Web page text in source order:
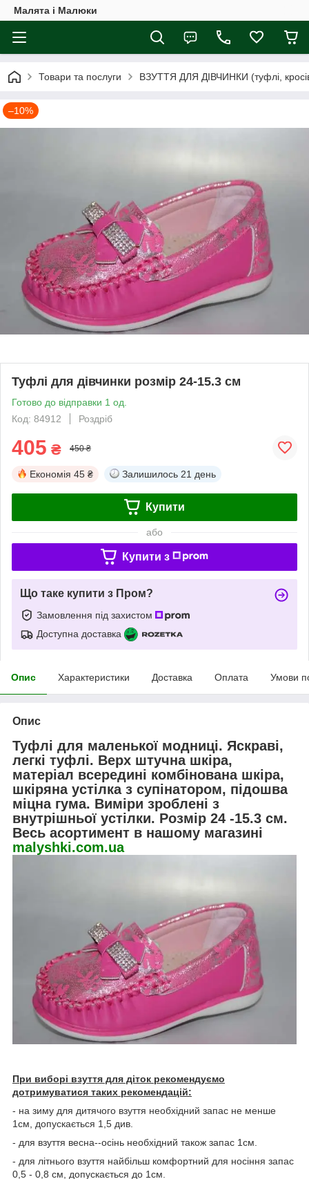
Малята і Малюки
Товари та послуги ВЗУТТЯ ДЛЯ ДІВЧИНКИ (туфлі,
–10%
Туфлі для дівчинки розмір 24-15.3 см
Готово до відправки 1 од.
Код: 84912
Роздріб
405 ₴ 450 ₴
Економія 45 ₴ Залишилось 21 день
Купити
або
Купити з
Що таке купити з Пром?
Замовлення під захистом
Доступна доставка
Опис Характеристики Доставка Оплата Умови
Опис
Туфлі для маленької модниці. Яскраві,
легкі туфлі. Верх штучна шкіра,
матеріал всередині комбінована шкіра,
шкіряна устілка з супінатором, підошва
міцна гума. Виміри зроблені з
внутрішньої устілки. Розмір 24 -15.3 см.
Весь асортимент в нашому магазині
malyshki.com.ua
При виборі взуття для діток рекомендуємо
дотримуватися таких рекомендацій:
- на зиму для дитячого взуття необхідний запас не менше
1см, допускається 1,5 див.
- для взуття весна--осінь необхідний також запас 1см.
- для літнього взуття найбільш комфортний для носіння запас
0,5 - 0,8 см, допускається до 1см.